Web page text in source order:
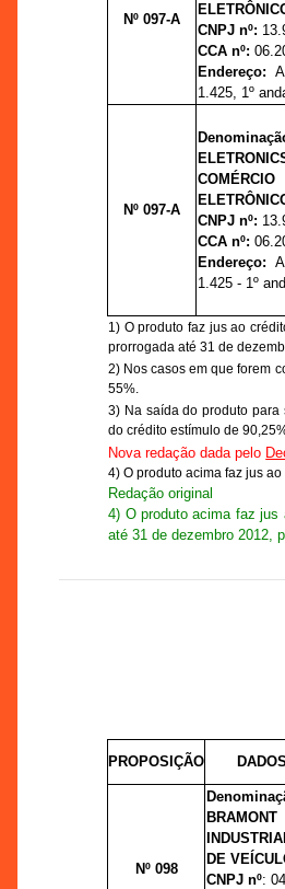
Nº 097-A
CNPJ nº:
CCA nº:
Endereço:
1.425, 1º
Nº 097-A
CNPJ nº:
CCA nº:
Endereço:
1.425 - 1º
1) O produto faz jus ao
prorrogada até 31 de
2) Nos casos em que forem
55%.
3) Na saída do produto para
do crédito estímulo de
Nova redação dada pelo
4) O produto acima faz jus
Redação original
4) O produto acima faz jus
até 31 de dezembro 2012,
PROPOSIÇÃO
Nº 098
DE
CNPJ nº: